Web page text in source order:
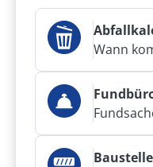
Wann